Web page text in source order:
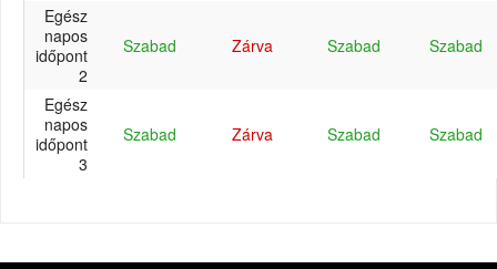
Egész
napos
időpont
2
Szabad Zárva Szabad Szabad
Egész
napos
időpont
3
Szabad Zárva Szabad Szabad